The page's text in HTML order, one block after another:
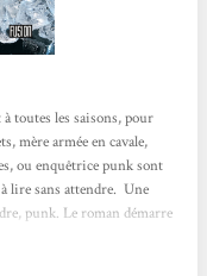
toutes les saisons, pour
mère armée en cavale,
ou enquêtrice punk sont
lire sans attendre. Une
punk. Le roman démarre
débile…partir seule à la